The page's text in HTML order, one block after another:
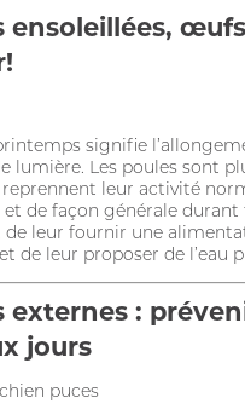
SOIN BUCCO-DENTAIRE
DIGESTION
STRESS ET
HABITAT
SOLUTION ALTERNATIVE
SOLUTION ALTERNATIVE
ensoleillées,
signifie
lumière. Les poules sont
reprennent leur activité
de façon générale durant
leur fournir une
de leur proposer de l’eau
externes :
jours